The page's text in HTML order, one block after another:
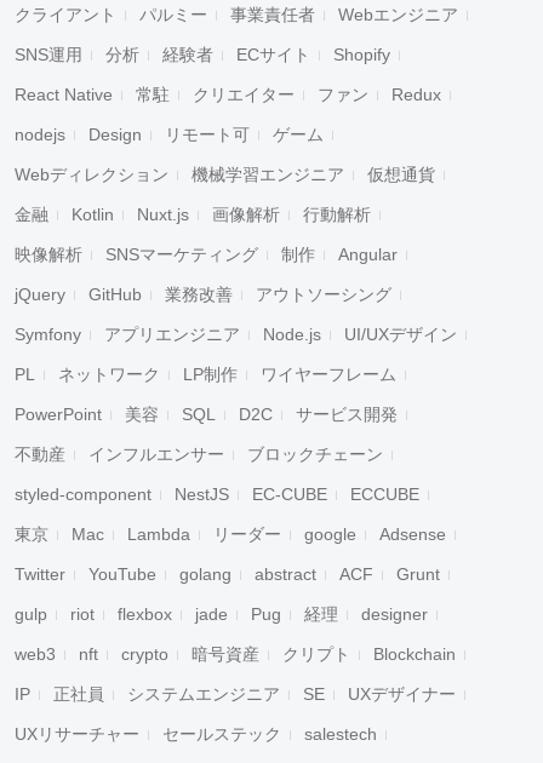
クライアント パルミー 事業責任者 Webエンジニア
SNS運用 分析 経験者 ECサイト Shopify
React Native 常駐 クリエイター ファン Redux
nodejs Design リモート可 ゲーム
Webディレクション 機械学習エンジニア 仮想通貨
金融 Kotlin Nuxt.js 画像解析 行動解析
映像解析 SNSマーケティング 制作 Angular
jQuery GitHub 業務改善 アウトソーシング
Symfony アプリエンジニア Node.js UI/UXデザイン
PL ネットワーク LP制作 ワイヤーフレーム
PowerPoint 美容 SQL D2C サービス開発
不動産 インフルエンサー ブロックチェーン
styled-component NestJS EC-CUBE ECCUBE
東京 Mac Lambda リーダー google Adsense
Twitter YouTube golang abstract ACF Grunt
gulp riot flexbox jade Pug 経理 designer
web3 nft crypto 暗号資産 クリプト Blockchain
IP 正社員 システムエンジニア SE UXデザイナー
UXリサーチャー セールステック salestech